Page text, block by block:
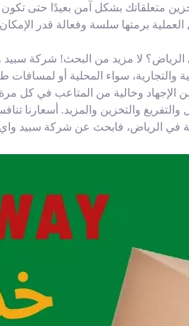
متعلقاتك بشكل آمن بعيدًا حتى تكون
برمتها سلسة وفعالة قدر الإمكان.
لا مزيد من البحث! شركة سبيد
والتجارية، سواء المحلية أو
الإجهاد وخالية من المتاعب في كل
والتخزين والمزيد. أسعارنا
في الرياض، فابحث عن شركة سبيد